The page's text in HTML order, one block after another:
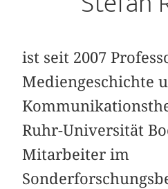
ist seit 2007
Mediengeschichte
Ruhr-Universität
Mitarbeiter im